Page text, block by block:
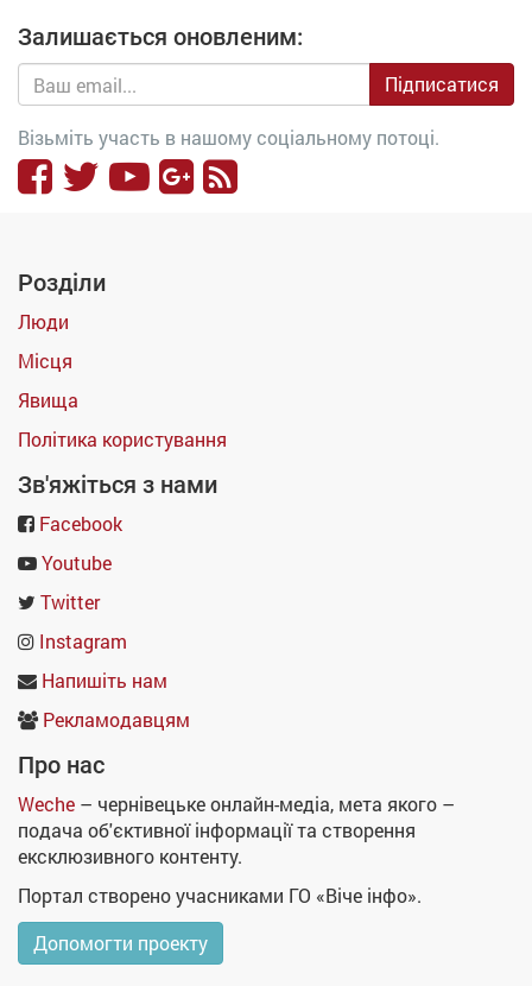
Залишається оновленим:
Підписатися
Візьміть участь в нашому соціальному потоці.
Розділи
Люди
Місця
Явища
Політика користування
Зв'яжіться з нами
Facebook
Youtube
Twitter
Instagram
Напишіть нам
Рекламодавцям
Про нас
Weche – чернівецьке онлайн-медіа, мета якого –
подача об'єктивної інформації та створення
ексклюзивного контенту.
Портал створено учасниками ГО «Віче інфо».
Допомогти проекту